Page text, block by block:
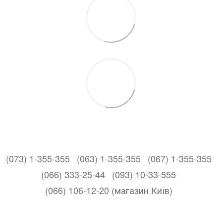
(073) 1-355-355 (063) 1-355-355 (067) 1-355-355
(066) 333-25-44 (093) 10-33-555
(066) 106-12-20 (магазин Київ)